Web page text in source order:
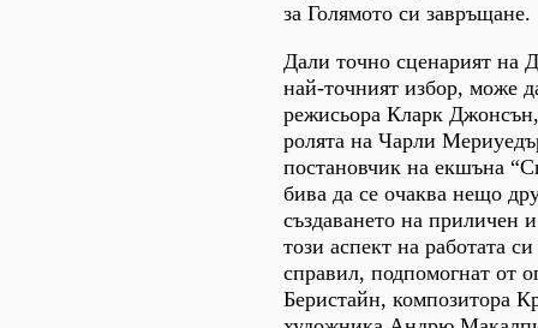
за Голямото си завръщане.
Дали точно сценарият
най-точният избор, може
режисьора Кларк
ролята на Чарли
постановчик на екшъна
бива да се очаква нещо
създаването на приличен
този аспект на работата
справил, подпомогнат от
Беристайн, композитора